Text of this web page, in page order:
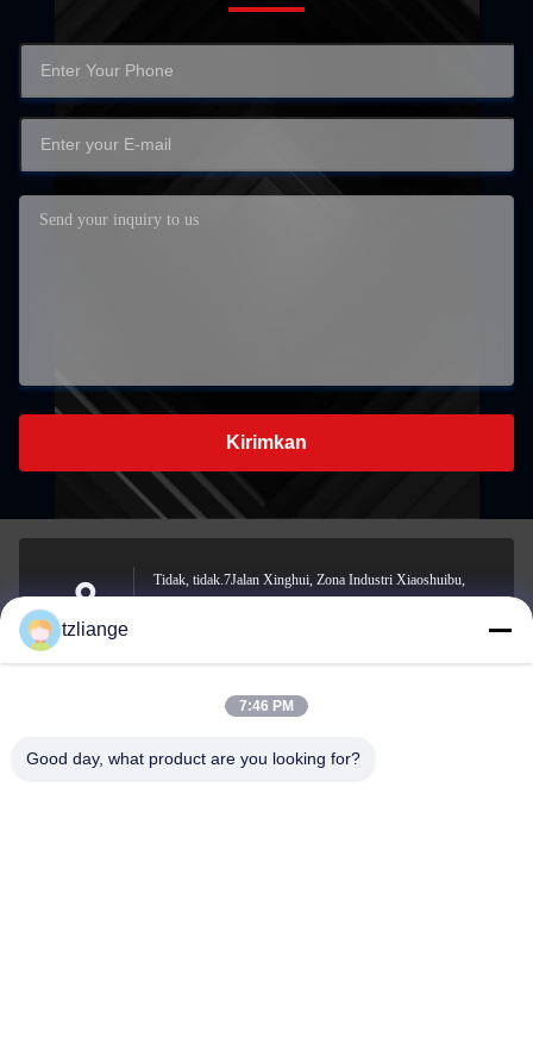
Kirimkan
Address
Tidak, tidak.7Jalan Xinghui, Zona Industri Xiaoshuibu,
E-mail
szp.szp@163.com
tzliange
7:46 PM
Good day, what product are you looking for?